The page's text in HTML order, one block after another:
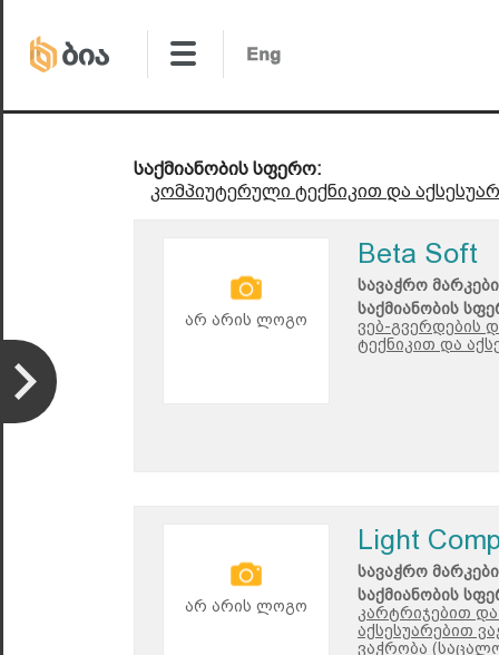
საქმიანობის სფერო:
კომპიუტერული ტექნიკით და
არ არის ლოგო
Beta Soft
სავაჭრო
საქმიანობის
ვებ-გვერდების
ტექნიკით და
არ არის ლოგო
Light
სავაჭრო
საქმიანობის
კარტრიჯებით
აქსესუარებით
ვაჭრობა